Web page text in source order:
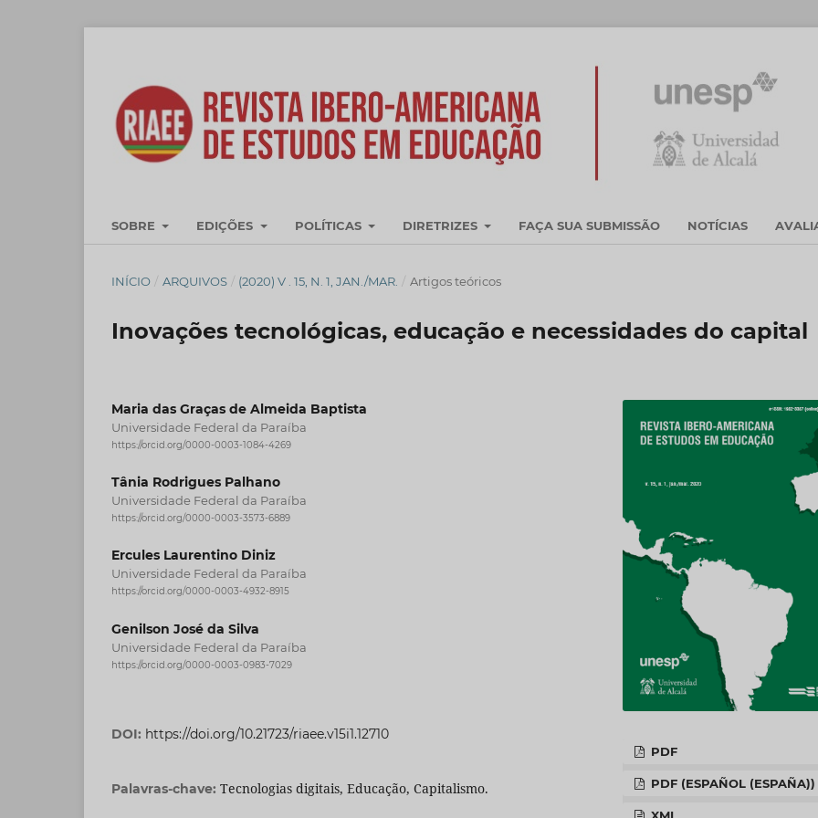
SOBRE EDIÇÕES POLÍTICAS DIRETRIZES FAÇA SUA SUBMISSÃO NOTÍCIAS
INÍCIO / ARQUIVOS / (2020) V . 15, N. 1, JAN./MAR. / Artigos teóricos
Inovações tecnológicas, educação e necessidades do capital
Maria das Graças de Almeida Baptista
Universidade Federal da Paraíba
https://orcid.org/0000-0003-1084-4269
Tânia Rodrigues Palhano
Universidade Federal da Paraíba
https://orcid.org/0000-0003-3573-6889
Ercules Laurentino Diniz
Universidade Federal da Paraíba
https://orcid.org/0000-0003-4932-8915
Genilson José da Silva
Universidade Federal da Paraíba
https://orcid.org/0000-0003-0983-7029
DOI: https://doi.org/10.21723/riaee.v15i1.12710
Palavras-chave: Tecnologias digitais, Educação, Capitalismo.
PDF
PDF (ESPAÑOL (ESPAÑA))